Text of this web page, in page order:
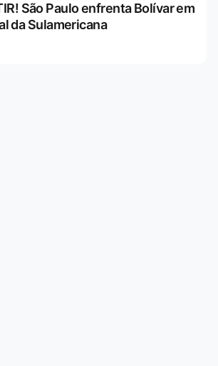
São Paulo enfrenta Bolívar em
da Sulamericana